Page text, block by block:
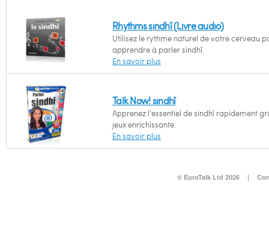
Rhythms sindhî (Livre audio)
Utilisez le rythme naturel de votre cerveau
apprendre à parler sindhî.
En savoir plus
Talk Now! sindhî
Apprenez l'essentiel de sindhî rapidement
jeux enrichissante.
En savoir plus
© EuroTalk Ltd 2026 |